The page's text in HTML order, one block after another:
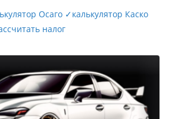
Осаго ✓калькулятор Каско
налог